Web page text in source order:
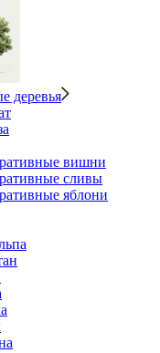
деревья
вишни
сливы
яблони